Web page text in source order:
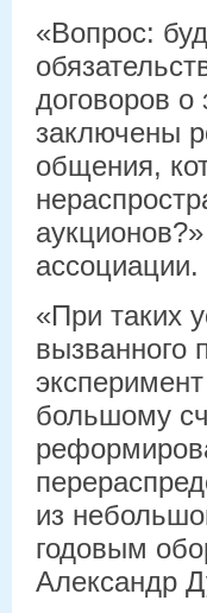
«Вопрос:
договоров о
заключены
общения,
ассоциации.
«При таких
вызванного
большому
из
годовым
Александр